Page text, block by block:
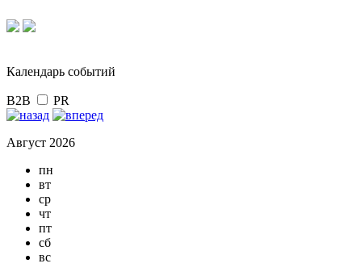
Календарь событий
B2B PR
Август 2026
пн
вт
ср
чт
пт
сб
вс